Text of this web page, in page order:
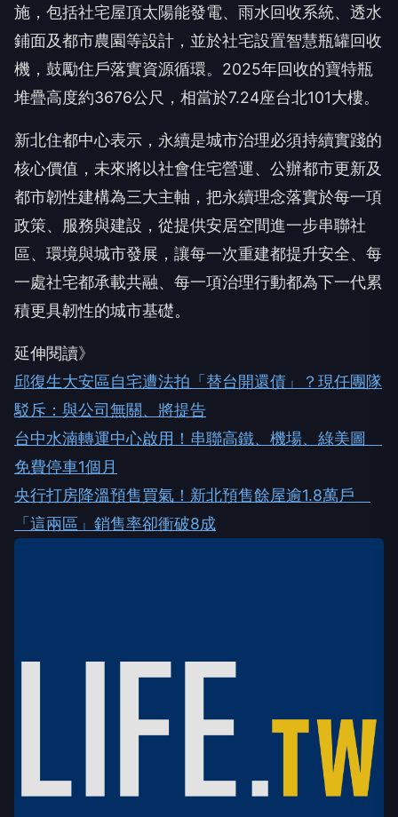
施，包括社宅屋頂太陽能發電、雨水回收系統、透水
鋪面及都市農園等設計，並於社宅設置智慧瓶罐回收
機，鼓勵住戶落實資源循環。2025年回收的寶特瓶
堆疊高度約3676公尺，相當於7.24座台北101大樓。
新北住都中心表示，永續是城市治理必須持續實踐的
核心價值，未來將以社會住宅營運、公辦都市更新及
都市韌性建構為三大主軸，把永續理念落實於每一項
政策、服務與建設，從提供安居空間進一步串聯社
區、環境與城市發展，讓每一次重建都提升安全、每
一處社宅都承載共融、每一項治理行動都為下一代累
積更具韌性的城市基礎。
延伸閱讀》
邱復生大安區自宅遭法拍「替台開還債」？現任團隊
駁斥：與公司無關、將提告
台中水湳轉運中心啟用！串聯高鐵、機場、綠美圖
免費停車1個月
央行打房降溫預售買氣！新北預售餘屋逾1.8萬戶
「這兩區」銷售率卻衝破8成